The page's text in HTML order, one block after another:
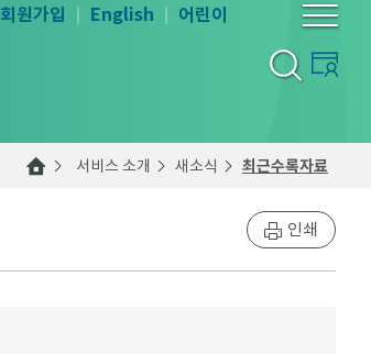
회원가입 English 어린이
서비스 소개 새소식 최근수록자료
인쇄